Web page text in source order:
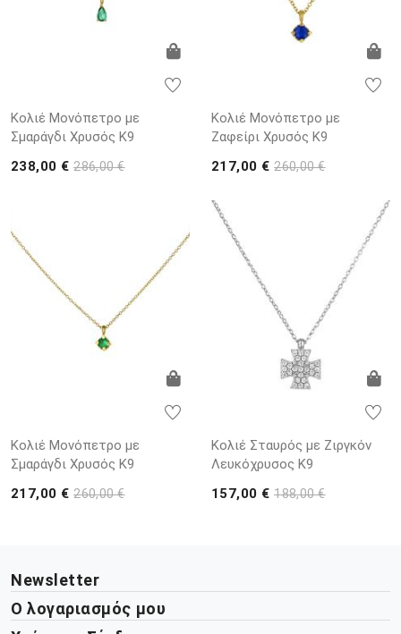
Κολιέ Μονόπετρο με
Σμαράγδι Χρυσός K9
238,00 €286,00 €
Κολιέ Μονόπετρο με
Ζαφείρι Χρυσός K9
217,00 €260,00 €
Κολιέ Μονόπετρο με
Σμαράγδι Χρυσός K9
217,00 €260,00 €
Κολιέ Σταυρός με Ζιργκόν
Λευκόχρυσος Κ9
157,00 €188,00 €
Newsletter
Ο λογαριασμός μου